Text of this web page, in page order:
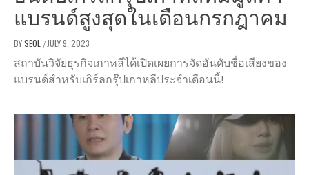
แบรนด์สูงสุดในเดือนกรกฎาคม
BYSEOL / JULY 9, 2023
สถาบันวิจัยธุรกิจเกาหลีได้เปิดเผยการจัดอันดับชื่อเสียงของ
แบรนด์สำหรับเกิร์ลกรุ๊ปเกาหลีประจำเดือนนี้!